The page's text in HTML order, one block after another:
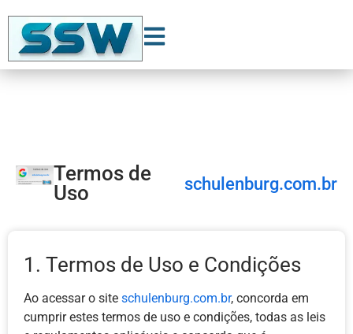
Termos de
Uso
schulenburg.com.br
1. Termos de Uso e Condições
Ao acessar o site schulenburg.com.br, concorda em
cumprir estes termos de uso e condições, todas as leis